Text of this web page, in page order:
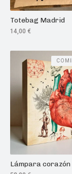
Totebag Madrid
14,00 €
Lámpara corazón